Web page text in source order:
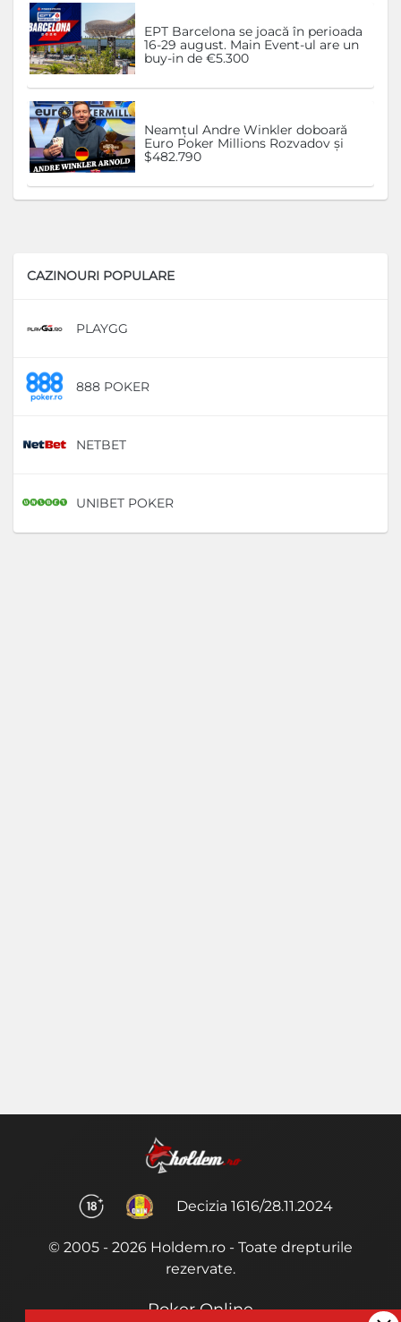
EPT Barcelona se joacă în perioada
16-29 august. Main Event-ul are un
buy-in de €5.300
Neamțul Andre Winkler doboară
Euro Poker Millions Rozvadov și
$482.790
CAZINOURI POPULARE
PLAYGG
888 POKER
NETBET
UNIBET POKER
Decizia 1616/28.11.2024
© 2005 - 2026 Holdem.ro - Toate drepturile
rezervate.
Poker Online